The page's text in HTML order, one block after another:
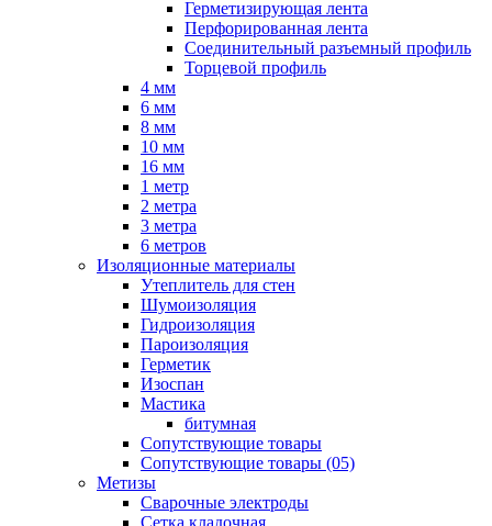
Герметизирующая лента
Перфорированная лента
Соединительный разъемный профиль
Торцевой профиль
4 мм
6 мм
8 мм
10 мм
16 мм
1 метр
2 метра
3 метра
6 метров
Изоляционные материалы
Утеплитель для стен
Шумоизоляция
Гидроизоляция
Пароизоляция
Герметик
Изоспан
Мастика
битумная
Сопутствующие товары
Сопутствующие товары (05)
Метизы
Сварочные электроды
Сетка кладочная